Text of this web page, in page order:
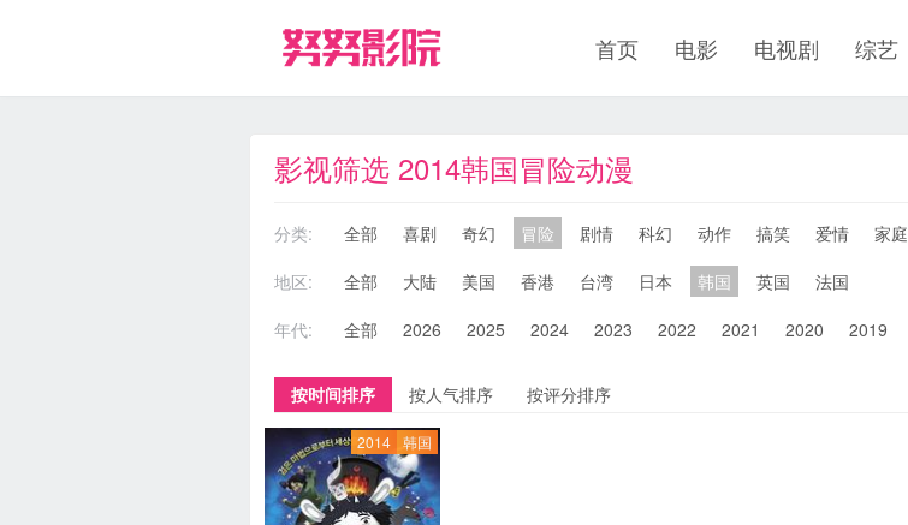
首页 电影 电视剧 综艺
影视筛选 2014韩国冒险动漫
分类: 全部 喜剧 奇幻 冒险 剧情 科幻 动作 搞笑 爱情 家庭
地区:
全部 大陆 美国 香港 台湾 日本 韩国 英国
法国
年代:
全部 2026 2025 2024 2023 2022 2021 2020 2019
按时间排序 按人气排序 按评分排序
2014 韩国